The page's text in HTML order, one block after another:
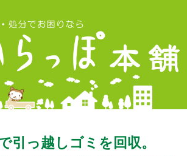
引っ越しゴミを回収。